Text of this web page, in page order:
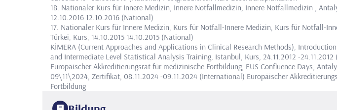
18. Nationaler Kurs für Innere Medizin, Innere Notfallmedizin, Innere Notfallmedizin ,
12.10.2016 12.10.2016 (National)
17. Nationaler Kurs für Innere Medizin, Kurs für Notfall-Innere Medizin, Kurs für Notfall-
Türkei, Kurs, 14.10.2015 14.10.2015 (National)
KİMERA (Current Approaches and Applications in Clinical Research Methods),
and Intermediate Level Statistical Analysis Training, Istanbul, Kurs, 24.11.2012 -24.11.2012
Europäischer Akkreditierungsrat für medizinische Fortbildung, EUS Confluence Days,
09\11\2024, Zertifikat, 08.11.2024 -09.11.2024 (International) Europäischer
Fortbildung